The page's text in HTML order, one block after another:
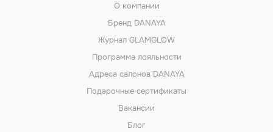
О компании
Бренд DANAYA
Журнал GLAMGLOW
Программа лояльности
Адреса салонов DANAYA
Подарочные сертификаты
Вакансии
Блог